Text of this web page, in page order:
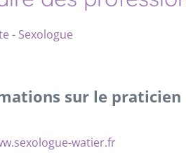
- Sexologue
sur le praticien
watier.fr